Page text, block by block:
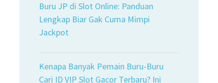
Buru JP di Slot Online: Panduan
Lengkap Biar Gak Cuma Mimpi
Jackpot
Kenapa Banyak Pemain Buru-Buru
Cari ID VIP Slot Gacor Terbaru? Ini